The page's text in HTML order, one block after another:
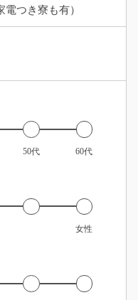
つき寮も有）
50代 60代
女性